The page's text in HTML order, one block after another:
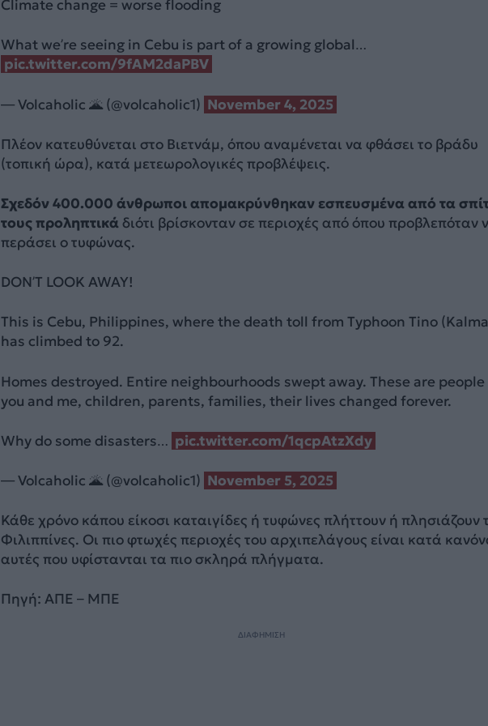
Climate change = worse flooding
What we’re seeing in Cebu is part of a growing global…
pic.twitter.com/9fAM2daPBV
— Volcaholic 🌋 (@volcaholic1) November 4, 2025
Πλέον κατευθύνεται στο Βιετνάμ, όπου αναμένεται να φθάσει το βράδυ
(τοπική ώρα), κατά μετεωρολογικές προβλέψεις.
Σχεδόν 400.000 άνθρωποι απομακρύνθηκαν εσπευσμένα από τα
τους προληπτικά διότι βρίσκονταν σε περιοχές από όπου προβλεπόταν
περάσει ο τυφώνας.
DON’T LOOK AWAY!
This is Cebu, Philippines, where the death toll from Typhoon Tino
has climbed to 92.
Homes destroyed. Entire neighbourhoods swept away. These are
you and me, children, parents, families, their lives changed forever.
Why do some disasters… pic.twitter.com/1qcpAtzXdy
— Volcaholic 🌋 (@volcaholic1) November 5, 2025
Κάθε χρόνο κάπου είκοσι καταιγίδες ή τυφώνες πλήττουν ή πλησιάζουν
Φιλιππίνες. Οι πιο φτωχές περιοχές του αρχιπελάγους είναι κατά
αυτές που υφίστανται τα πιο σκληρά πλήγματα.
Πηγή: ΑΠΕ – ΜΠΕ
ΔΙΑΦΗΜΙΣΗ